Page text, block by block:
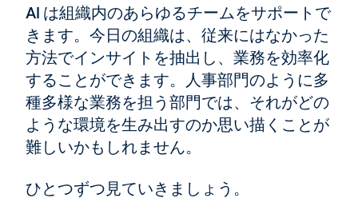
AI は組織内のあらゆるチームをサポートで
きます。今日の組織は、従来にはなかった
方法でインサイトを抽出し、業務を効率化
することができます。人事部門のように多
種多様な業務を担う部門では、それがどの
ような環境を生み出すのか思い描くことが
難しいかもしれません。
ひとつずつ見ていきましょう。